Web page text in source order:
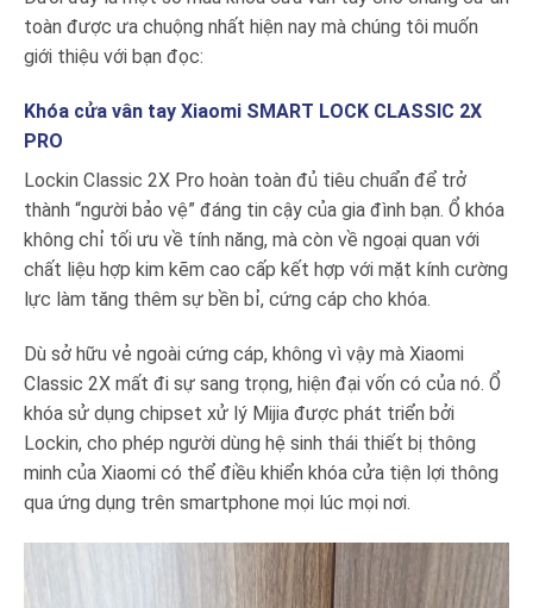
toàn được ưa chuộng nhất hiện nay mà chúng tôi muốn
giới thiệu với bạn đọc:
Khóa cửa vân tay Xiaomi SMART LOCK CLASSIC 2X
PRO
Lockin Classic 2X Pro hoàn toàn đủ tiêu chuẩn để trở
thành “người bảo vệ” đáng tin cậy của gia đình bạn. Ổ khóa
không chỉ tối ưu về tính năng, mà còn về ngoại quan với
chất liệu hợp kim kẽm cao cấp kết hợp với mặt kính cường
lực làm tăng thêm sự bền bỉ, cứng cáp cho khóa.
Dù sở hữu vẻ ngoài cứng cáp, không vì vậy mà Xiaomi
Classic 2X mất đi sự sang trọng, hiện đại vốn có của nó. Ổ
khóa sử dụng chipset xử lý Mijia được phát triển bởi
Lockin, cho phép người dùng hệ sinh thái thiết bị thông
minh của Xiaomi có thể điều khiển khóa cửa tiện lợi thông
qua ứng dụng trên smartphone mọi lúc mọi nơi.